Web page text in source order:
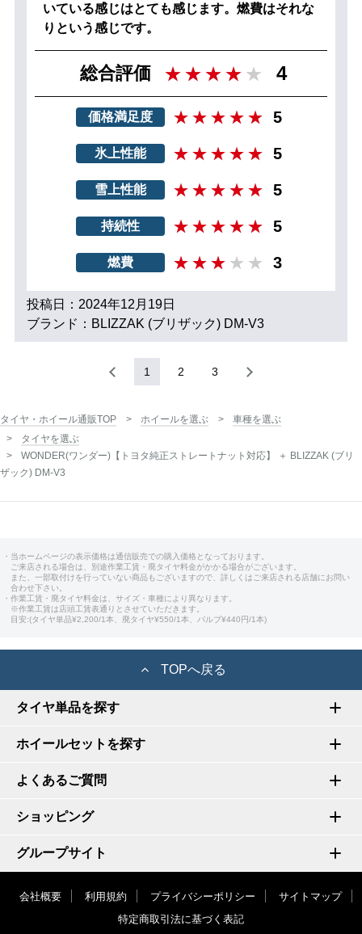
いている感じはとても感じます。燃費はそれな
りという感じです。
総合評価 4
価格満足度 5
氷上性能 5
雪上性能 5
持続性 5
燃費 3
投稿日：2024年12月19日
ブランド：BLIZZAK (ブリザック) DM-V3
1 2 3
タイヤ・ホイール通販TOP ホイールを選ぶ
車種を選ぶ
タイヤを選ぶ
WONDER(ワンダー)【トヨタ純正ストレートナット対応】 ＋ BLIZZAK (ブリ
ザック) DM-V3
・当ホームページの表示価格は通信販売での購入価格となっております。
ご来店される場合は、別途作業工賃・廃タイヤ料金がかかる場合がございます。
また、一部取付けを行っていない商品もございますので、詳しくはご来店される店舗にお問い
合わせ下さい。
・作業工賃・廃タイヤ料金は、サイズ・車種により異なります。
※作業工賃は店頭工賃表通りとさせていただきます。
目安:(タイヤ単品¥2,200/1本、廃タイヤ¥550/1本、バルブ¥440円/1本)
TOPへ戻る
タイヤ単品を探す
ホイールセットを探す
よくあるご質問
ショッピング
グループサイト
会社概要 利用規約 プライバシーポリシー
サイトマップ
特定商取引法に基づく表記